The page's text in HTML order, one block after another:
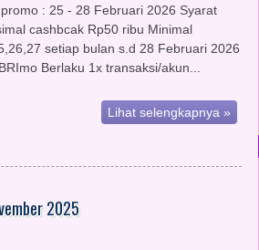
: 25 - 28 Februari 2026 Syarat
cashbcak Rp50 ribu Minimal
setiap bulan s.d 28 Februari 2026
Berlaku 1x transaksi/akun...
Lihat selengkapnya »
2025